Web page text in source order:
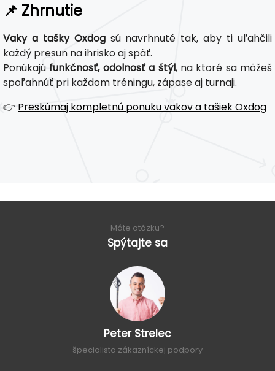
📌 Zhrnutie
Vaky a tašky Oxdogsú navrhnuté tak, aby ti uľahčili
každý presun na ihrisko aj späť.
Ponúkajú funkčnosť, odolnosť a štýl, na ktoré sa môžeš
spoľahnúť pri každom tréningu, zápase aj turnaji.
👉 Preskúmaj kompletnú ponuku vakov a tašiek Oxdog
Máte otázku?
Spýtajte sa
Peter Strelec
špecialista zákazníckej podpory